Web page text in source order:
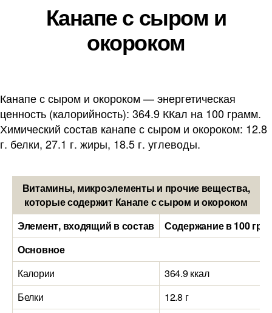
Канапе с сыром и
окороком
Канапе с сыром и окороком — энергетическая
ценность (калорийность): 364.9 ККал на 100 грамм.
Химический состав канапе с сыром и окороком: 12.8
г. белки, 27.1 г. жиры, 18.5 г. углеводы.
Витамины, микроэлементы и прочие вещества,
которые содержит Канапе с сыром и окороком
Элемент, входящий в состав
Содержание в 100
Основное
Калории
364.9 ккал
Белки
12.8 г